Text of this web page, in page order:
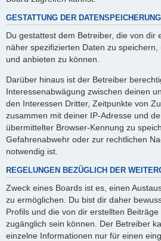
GESTATTUNG DER DATENSPEICHERUNG
Du gestattest dem Betreiber, die von dir
näher spezifizierten Daten zu
und anbieten zu können.
Darüber hinaus ist der Betreiber
Interessenabwägung zwischen deinen
den Interessen Dritter, Zeitpunkte von
zusammen mit deiner IP-Adresse und
übermittelter Browser-Kennung zu
Gefahrenabwehr oder zur rechtlichen
notwendig ist.
REGELUNGEN BEZÜGLICH DER
Zweck eines Boards ist es, einen
zu ermöglichen. Du bist dir daher
Profils und die von dir erstellten
zugänglich sein können. Der Betreiber
einzelne Informationen nur für einen